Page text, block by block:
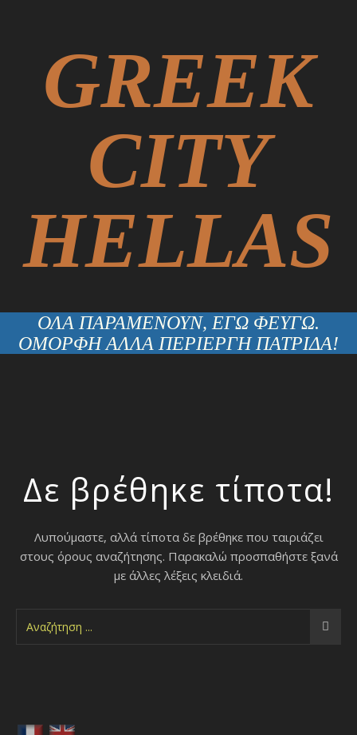
GREEK
CITY
HELLAS
ΟΛΑ ΠΑΡΑΜΕΝΟΥΝ, ΕΓΩ ΦΕΥΓΩ.
ΟΜΟΡΦΗ ΑΛΛΑ ΠΕΡΙΕΡΓΗ ΠΑΤΡΙΔΑ!
Δε βρέθηκε τίποτα!
Λυπούμαστε, αλλά τίποτα δε βρέθηκε που ταιριάζει
στους όρους αναζήτησης. Παρακαλώ προσπαθήστε ξανά
με άλλες λέξεις κλειδιά.